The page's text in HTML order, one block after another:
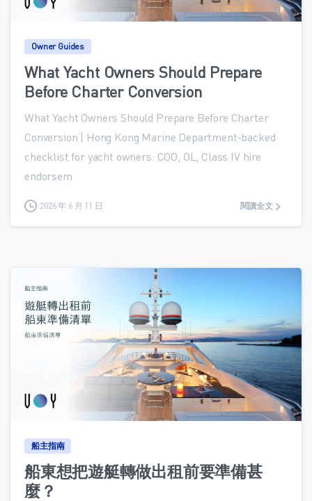
Owner Guides
What Yacht Owners Should Prepare
Before Charter Conversion
What Yacht Owners Should Prepare Before Charter
Conversion | Hong Kong Marine Department-backed
checklist for yacht owners: COO, OL, Class IV hire
endorsem
2026 年 6 月 11 日 閱讀全文
0
船主指南
船東想把遊艇轉做出租前要準備甚
麼？